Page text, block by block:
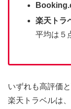
楽天トラ
平均は５
いずれも高評価
楽天トラベルは